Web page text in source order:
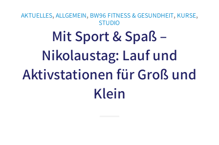
AKTUELLES,ALLGEMEIN, BW96 FITNESS & GESUNDHEIT, KURSE,
STUDIO
Mit Sport & Spaß –
Nikolaustag: Lauf und
Aktivstationen für Groß und
Klein